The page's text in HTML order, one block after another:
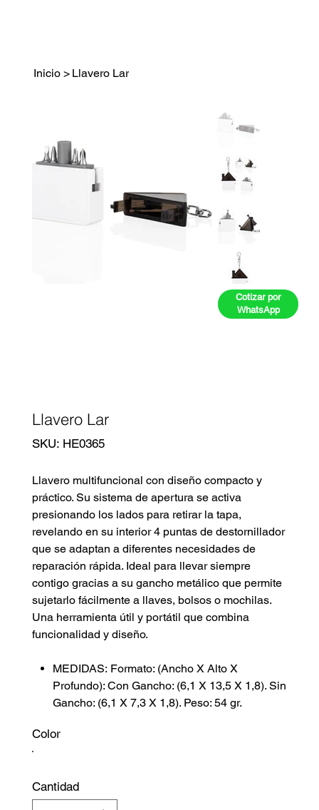
Inicio > Llavero Lar
Llavero Lar
SKU: SKU
HE0365
HE0365
Llavero multifuncional con diseño compacto y
práctico. Su sistema de apertura se activa
presionando los lados para retirar la tapa,
revelando en su interior 4 puntas de destornillador
que se adaptan a diferentes necesidades de
reparación rápida. Ideal para llevar siempre
contigo gracias a su gancho metálico que permite
sujetarlo fácilmente a llaves, bolsos o mochilas.
Una herramienta útil y portátil que combina
funcionalidad y diseño.
MEDIDAS: Formato: (Ancho X Alto X
Profundo): Con Gancho: (6,1 X 13,5 X 1,8). Sin
Gancho: (6,1 X 7,3 X 1,8). Peso: 54 gr.
Color
Cantidad
Cotizar por
WhatsApp